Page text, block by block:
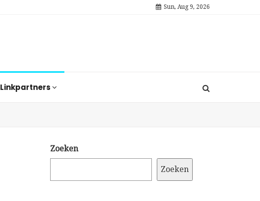
Sun, Aug 9, 2026
Linkpartners
Zoeken
Zoeken